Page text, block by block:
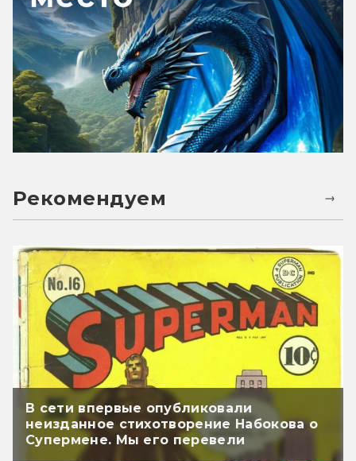
Рекомендуем
В сети впервые опубликовали
неизданное стихотворение Набокова о
Супермене. Мы его перевели